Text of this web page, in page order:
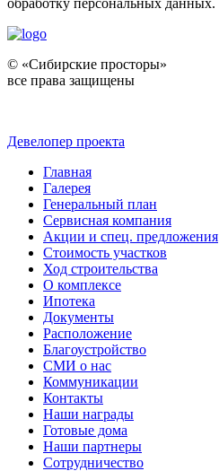
обработку персональных данных.
© «Сибирские просторы»
все права защищены
Девелопер проекта
Главная
Галерея
Генеральный план
Сервисная компания
Акции и спец. предложения
Стоимость участков
Ход строительства
О комплексе
Ипотека
Документы
Расположение
Благоустройство
СМИ о нас
Коммуникации
Контакты
Наши награды
Готовые дома
Наши партнеры
Сотрудничество